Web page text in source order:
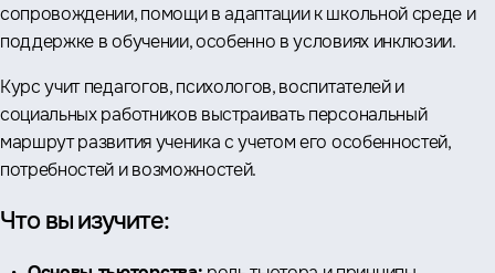
сопровождении, помощи в адаптации к школьной среде и
поддержке в обучении, особенно в условиях инклюзии.
Курс учит педагогов, психологов, воспитателей и
социальных работников выстраивать персональный
маршрут развития ученика с учетом его особенностей,
потребностей и возможностей.
Что вы изучите: